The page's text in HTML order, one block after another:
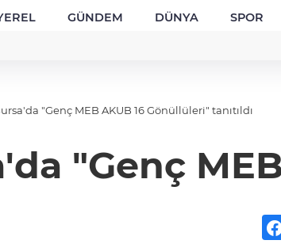
GÜNDEM DÜNYA SPOR
"Genç MEB AKUB 16 Gönüllüleri" tanıtıldı
"Genç